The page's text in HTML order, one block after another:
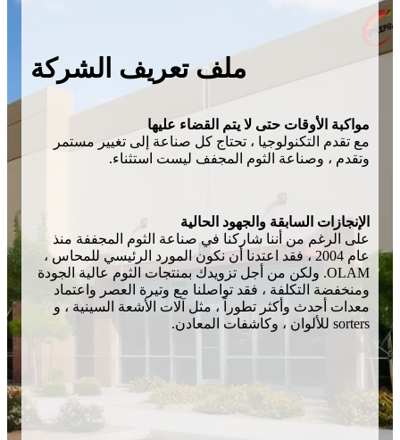
ملف تعريف الشركة
مواكبة الأوقات حتى لا يتم القضاء عليها
مع تقدم التكنولوجيا ، تحتاج كل صناعة إلى تغيير مستمر
وتقدم ، وصناعة الثوم المجفف ليست استثناء.
الإنجازات السابقة والجهود الحالية
على الرغم من أننا شاركنا في صناعة الثوم المجففة منذ
عام 2004 ، فقد اعتدنا أن نكون المورد الرئيسي للمحاس ،
OLAM. ولكن من أجل تزويدك بمنتجات الثوم عالية الجودة
ومنخفضة التكلفة ، فقد تواصلنا مع وتيرة العصر واعتماد
معدات أحدث وأكثر تطوراً ، مثل آلات الأشعة السينية ، و
sorters للألوان ، وكاشفات المعادن.